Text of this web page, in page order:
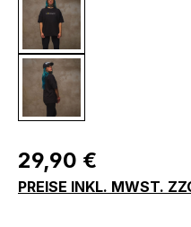
Regulärer Preis:
29,90 €
PREISE INKL. MWST.